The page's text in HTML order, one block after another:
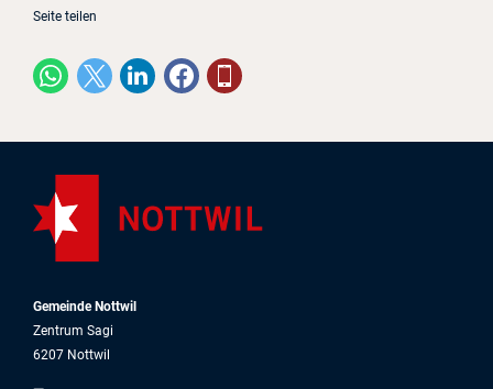
Seite teilen
Gemeinde Nottwil
Zentrum Sagi
6207 Nottwil